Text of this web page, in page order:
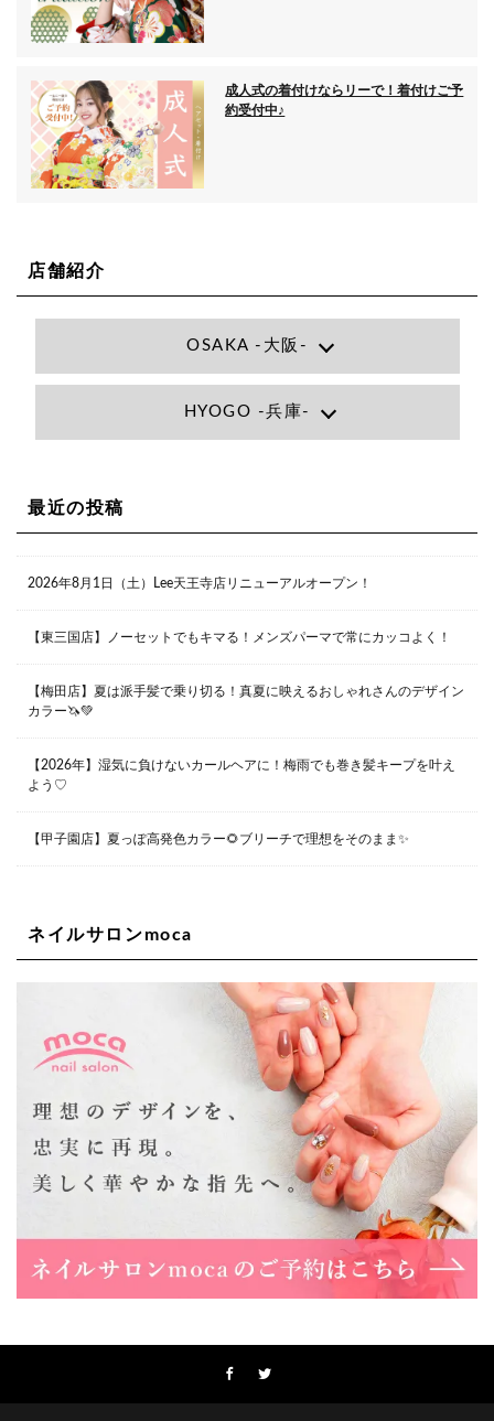
成人式の着付けならリーで！着付けご予
約受付中♪
店舗紹介
OSAKA -大阪-
Lee大阪店
大阪府大阪市北区小松原町1-27梅田エビスビル7F
Lee京橋店
大阪府大阪市都島区東野田町２丁目９－２３ 晃進ビル2F
06-6563-9091
Lee四ツ橋店
ｓａｎｔビルＢ１Ｆ
06-6537-9791
Lee上新庄Vita店
大阪市東淀川区瑞光1-4-1 カサデルドイ 2F
06-6195-3667
Lee東三国店
大阪市淀川区東三国4-8-11 大拓ハイツ6
HYOGO -兵庫-
兵庫県西宮市甲子園九番町1-2 フラットライフワーク1F
最近の投稿
2026年8月1日（土）Lee天王寺店リニューアルオープン！
【東三国店】ノーセットでもキマる！メンズパーマで常にカッコよく！
【梅田店】夏は派手髪で乗り切る！真夏に映えるおしゃれさんのデザイン
カラー🦄💚
【2026年】湿気に負けないカールヘアに！梅雨でも巻き髪キープを叶え
よう♡
【甲子園店】夏っぽ高発色カラー🌻ブリーチで理想をそのまま✨
ネイルサロンmoca